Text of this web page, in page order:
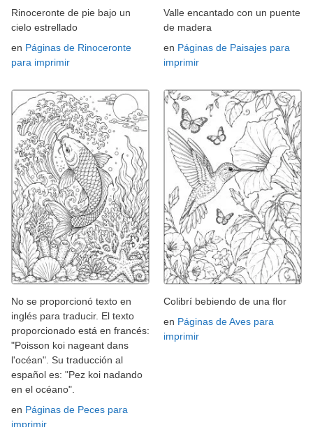
Rinoceronte de pie bajo un
cielo estrellado
en Páginas de Rinoceronte
para imprimir
Valle encantado con un puente
de madera
en Páginas de Paisajes para
imprimir
No se proporcionó texto en
inglés para traducir. El texto
proporcionado está en francés:
"Poisson koi nageant dans
l'océan". Su traducción al
español es: "Pez koi nadando
en el océano".
en Páginas de Peces para
imprimir
Colibrí bebiendo de una flor
en Páginas de Aves para
imprimir